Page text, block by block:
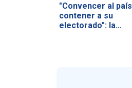
"Convencer al
contener a su
electorado": la…